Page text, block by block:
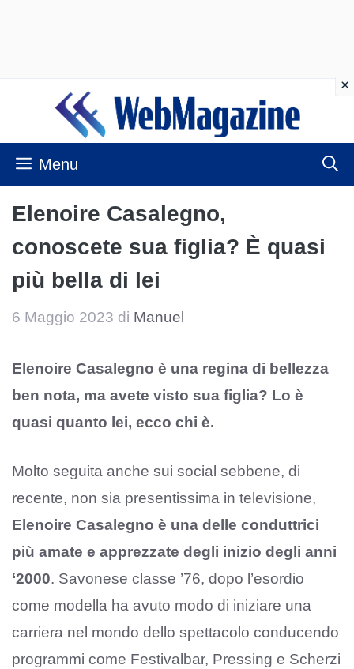
contenuto
Menu
Elenoire Casalegno,
conoscete sua figlia? È quasi
più bella di lei
6 Maggio 2023 di Manuel
Elenoire Casalegno è una regina di bellezza
ben nota, ma avete visto sua figlia? Lo è
quasi quanto lei, ecco chi è.
Molto seguita anche sui social sebbene, di
recente, non sia presentissima in televisione,
Elenoire Casalegno è una delle conduttrici
più amate e apprezzate degli inizio degli anni
‘2000. Savonese classe ’76, dopo l’esordio
come modella ha avuto modo di iniziare una
carriera nel mondo dello spettacolo conducendo
programmi come Festivalbar, Pressing e Scherzi